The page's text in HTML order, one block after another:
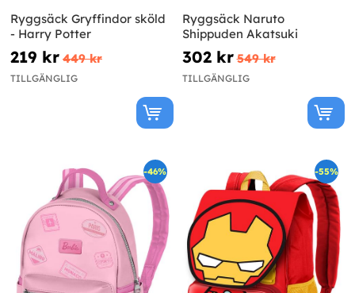
Ryggsäck Gryffindor sköld
- Harry Potter
219 kr 449 kr
TILLGÄNGLIG
Ryggsäck Naruto
Shippuden Akatsuki
302 kr 549 kr
TILLGÄNGLIG
-46% -55%